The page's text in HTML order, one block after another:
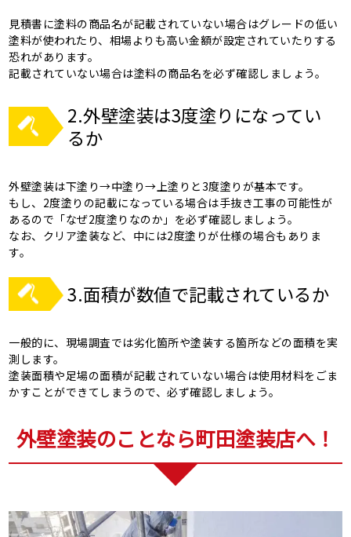
見積書に塗料の商品名が記載されていない場合はグレードの低い
塗料が使われたり、相場よりも高い金額が設定されていたりする
恐れがあります。
記載されていない場合は塗料の商品名を必ず確認しましょう。
2.外壁塗装は3度塗りになってい
るか
外壁塗装は下塗り→中塗り→上塗りと3度塗りが基本です。
もし、2度塗りの記載になっている場合は手抜き工事の可能性が
あるので「なぜ2度塗りなのか」を必ず確認しましょう。
なお、クリア塗装など、中には2度塗りが仕様の場合もありま
す。
3.面積が数値で記載されているか
一般的に、現場調査では劣化箇所や塗装する箇所などの面積を実
測します。
塗装面積や足場の面積が記載されていない場合は使用材料をごま
かすことができてしまうので、必ず確認しましょう。
外壁塗装のことなら町田塗装店へ！